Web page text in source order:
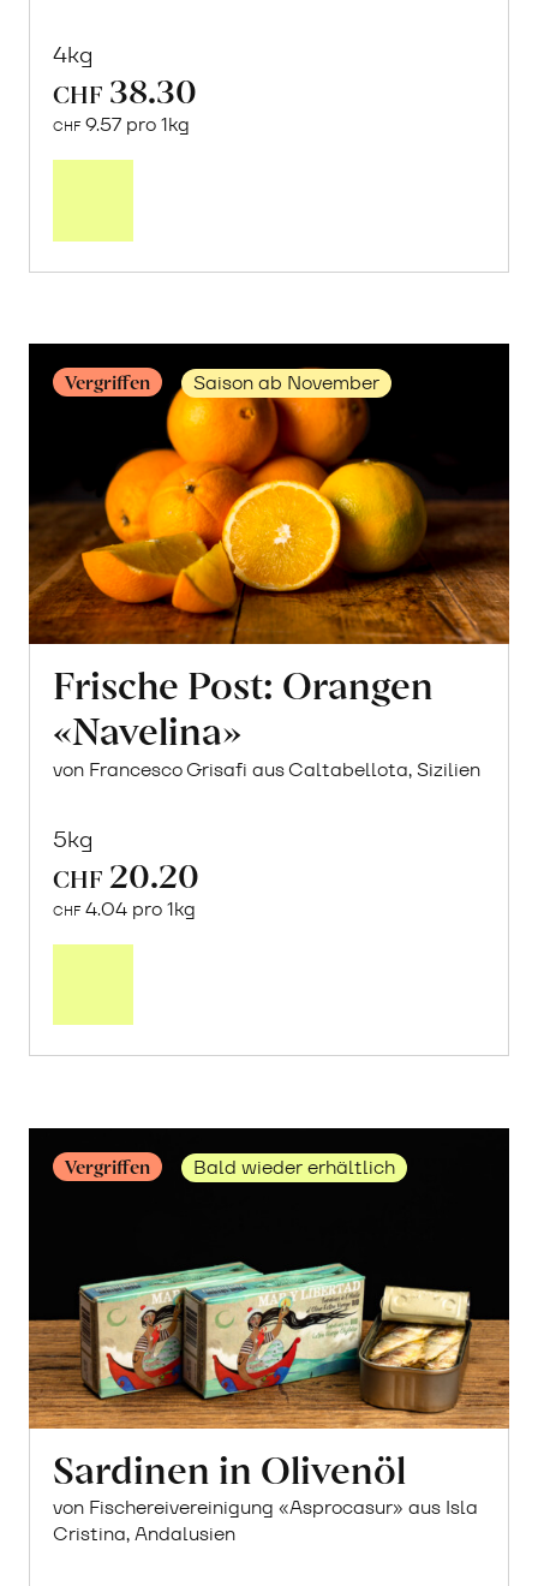
4kg
CHF 38.30
CHF 9.57 pro 1kg
Kiwi
Vergriffen Saison ab November
Frische Post: Orangen
«Navelina»
von Francesco Grisafi aus Caltabellota, Sizilien
5kg
CHF 20.20
CHF 4.04 pro 1kg
Orangen
Vergriffen Bald wieder erhältlich
Sardinen in Olivenöl
von Fischereivereinigung «Asprocasur» aus Isla
Cristina, Andalusien